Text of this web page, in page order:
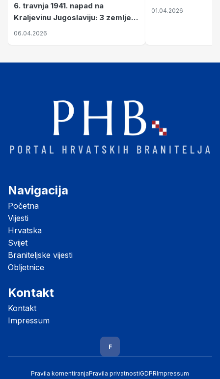
6. travnja 1941. napad na
Kraljevinu Jugoslaviju: 3 zemlje
nastale njenim raspadom
06.04.2026
01.04.2026
Navigacija
Početna
Vijesti
Hrvatska
Svijet
Braniteljske vijesti
Obljetnice
Kontakt
Kontakt
Impressum
F
Pravila komentiranjaPravila privatnostiGDPRImpressum